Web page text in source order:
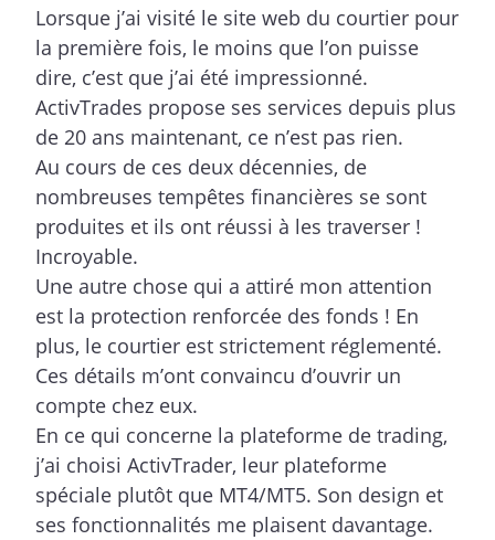
Lorsque j’ai visité le site web du courtier pour
la première fois, le moins que l’on puisse
dire, c’est que j’ai été impressionné.
ActivTrades propose ses services depuis plus
de 20 ans maintenant, ce n’est pas rien.
Au cours de ces deux décennies, de
nombreuses tempêtes financières se sont
produites et ils ont réussi à les traverser !
Incroyable.
Une autre chose qui a attiré mon attention
est la protection renforcée des fonds ! En
plus, le courtier est strictement réglementé.
Ces détails m’ont convaincu d’ouvrir un
compte chez eux.
En ce qui concerne la plateforme de trading,
j’ai choisi ActivTrader, leur plateforme
spéciale plutôt que MT4/MT5. Son design et
ses fonctionnalités me plaisent davantage.